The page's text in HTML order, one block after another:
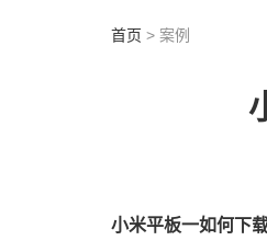
首页 > 案例
小米平板一如何下